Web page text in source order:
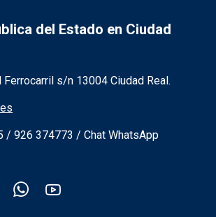
del Estado en Ciudad
de la institución
Ferrocarril s/n 13004 Ciudad Real.
/ 926 374773 / Chat WhatsApp
institución